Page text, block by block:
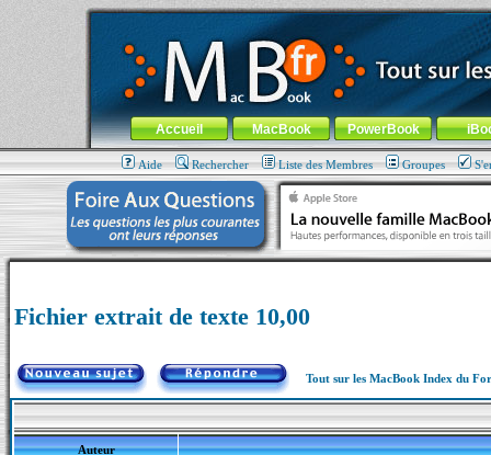
MacBook-fr.com : 100% Apple... 100% nomade !
Aller au contenu-Aller au menu général-Aller au menu de
Menu général
Accueil MacBook PowerBook
Aide Rechercher Liste des Membres Groupes
Fichier extrait de texte 10,00
Tout sur les MacBook Index du
Auteur